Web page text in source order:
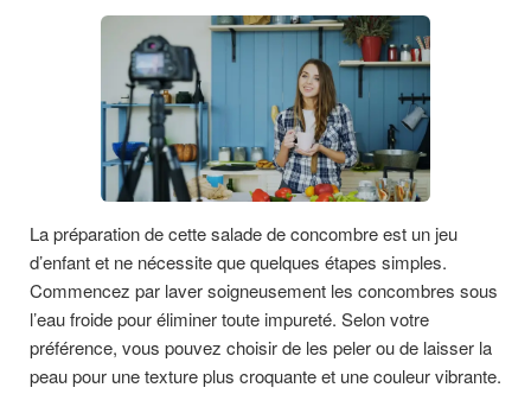
La préparation de cette salade de concombre est un jeu
d’enfant et ne nécessite que quelques étapes simples.
Commencez par laver soigneusement les concombres sous
l’eau froide pour éliminer toute impureté. Selon votre
préférence, vous pouvez choisir de les peler ou de laisser la
peau pour une texture plus croquante et une couleur vibrante.